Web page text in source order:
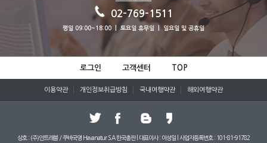
02-769-1511
평일 09:00~18:00 | 토요일 휴무일 | 일요일 및 공휴일
로그인 고객센터 TOP
이용약관 개인정보취급방침 국내여행약관 해외여행약관
상호 : (주)인트래블 / 쿠바국영 Havanatur S.A 한국총판 | 대표이사 : 이성일 | 사업자등록번호 : 101-81-91782